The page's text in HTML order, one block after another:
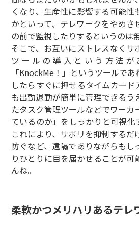
くなり、生産性に影響する可能性
かといって、テレワークをやめさ
の前で監視したりするというのは
そこで、お互いにストレスなくサ
ツールの導入という方法が
「KnockMe！」というツールで
したらすぐに押せるタイムカード
も出勤退勤が簡単に管理できるう
たタスク管理ツールなどでワーカ
ているのか」をしっかりと可視化
これにより、サボリを抑制するだ
防ぐなど、遠隔でありながらもし
りひとりに目を届かせることが可
んね。
柔軟かつメリハリあるテレ